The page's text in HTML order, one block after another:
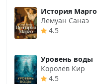
История Марго
Лемуан Санаэ
4.5
Уровень воды
Королёв Кир
4.5